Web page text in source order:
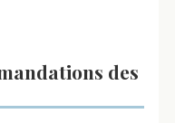
des